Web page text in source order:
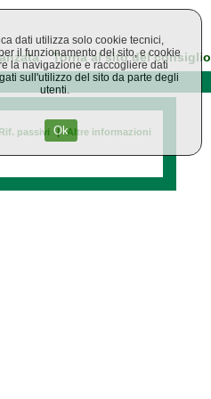
Torna al sito del consiglio
Rif. passivi | Altre informazioni
dati utilizza solo cookie tecnici,
il funzionamento del sito, e cookie
la navigazione e raccogliere dati
sull'utilizzo del sito da parte degli
utenti.
Ok